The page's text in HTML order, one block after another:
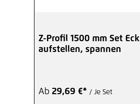
Z-Profil 1500 mm Set Eck
aufstellen, spannen
Ab 29,69 €* / Je Set